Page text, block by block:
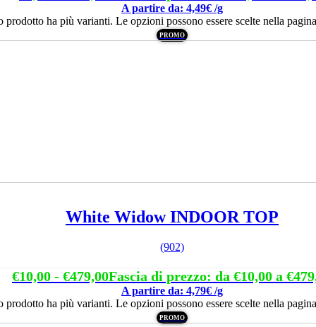
A partire da: 4,49€ /g
prodotto ha più varianti. Le opzioni possono essere scelte nella
PROMO
White Widow INDOOR TOP
(902)
€10,00 - €479,00Fascia di prezzo: da €10,00 a
A partire da: 4,79€ /g
prodotto ha più varianti. Le opzioni possono essere scelte nella
PROMO